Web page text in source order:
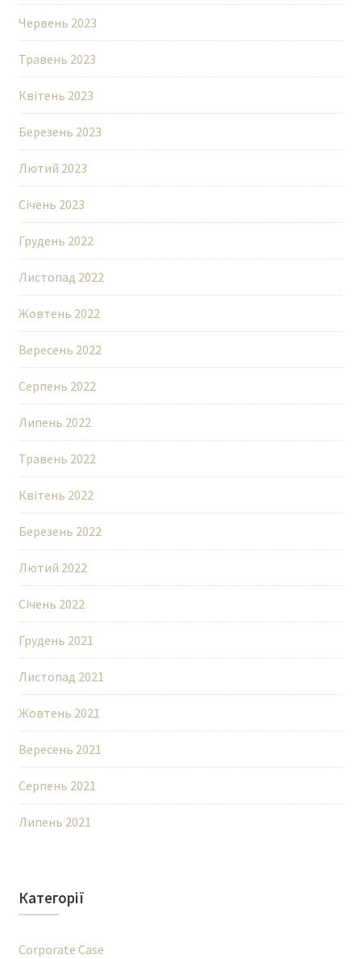
Червень 2023
Травень 2023
Квітень 2023
Березень 2023
Лютий 2023
Січень 2023
Грудень 2022
Листопад 2022
Жовтень 2022
Вересень 2022
Серпень 2022
Липень 2022
Травень 2022
Квітень 2022
Березень 2022
Лютий 2022
Січень 2022
Грудень 2021
Листопад 2021
Жовтень 2021
Вересень 2021
Серпень 2021
Липень 2021
Категорії
Corporate Case